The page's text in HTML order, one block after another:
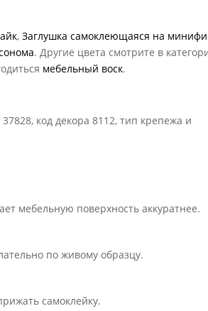
,Заглушка самоклеющаяся на
. Другие цвета смотрите в
мебельный воск.
код декора 8112, тип крепежа и
мебельную поверхность аккуратнее.
по живому образцу.
самоклейку.